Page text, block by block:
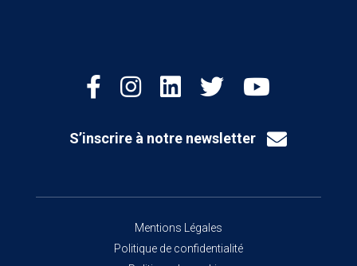
S’inscrire à notre newsletter
Mentions Légales
Politique de confidentialité